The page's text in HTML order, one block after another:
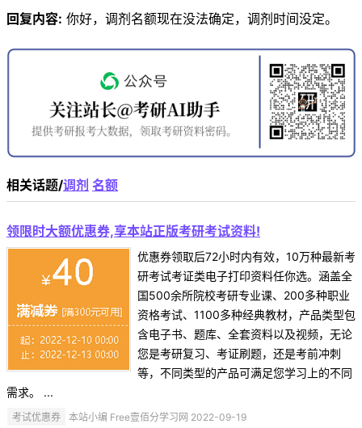
回复内容: 你好，调剂名额现在没法确定，调剂时间没定。
相关话题/调剂 名额
领限时大额优惠券,享本站正版考研考试资料!
优惠券领取后72小时内有效，10万种最新考
研考试考证类电子打印资料任你选。涵盖全
国500余所院校考研专业课、200多种职业
资格考试、1100多种经典教材，产品类型包
含电子书、题库、全套资料以及视频，无论
您是考研复习、考证刷题，还是考前冲刺
等，不同类型的产品可满足您学习上的不同
需求。 ...
考试优惠券 本站小编 Free壹佰分学习网 2022-09-19